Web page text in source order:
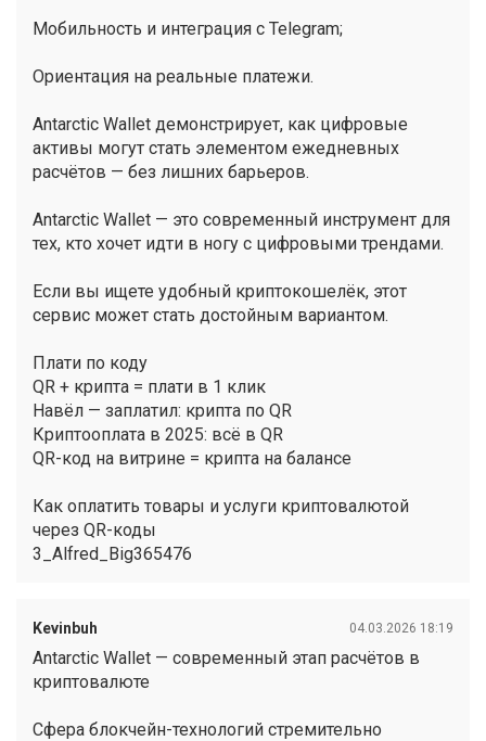
Мобильность и интеграция с Telegram;
Ориентация на реальные платежи.
Antarctic Wallet демонстрирует, как цифровые
активы могут стать элементом ежедневных
расчётов — без лишних барьеров.
Antarctic Wallet — это современный инструмент для
тех, кто хочет идти в ногу с цифровыми трендами.
Если вы ищете удобный криптокошелёк, этот
сервис может стать достойным вариантом.
Плати по коду
QR + крипта = плати в 1 клик
Навёл — заплатил: крипта по QR
Криптооплата в 2025: всё в QR
QR-код на витрине = крипта на балансе
Как оплатить товары и услуги криптовалютой
через QR-коды
3_Alfred_Big365476
Kevinbuh 04.03.2026 18:19
Antarctic Wallet — современный этап расчётов в
криптовалюте
Сфера блокчейн-технологий стремительно